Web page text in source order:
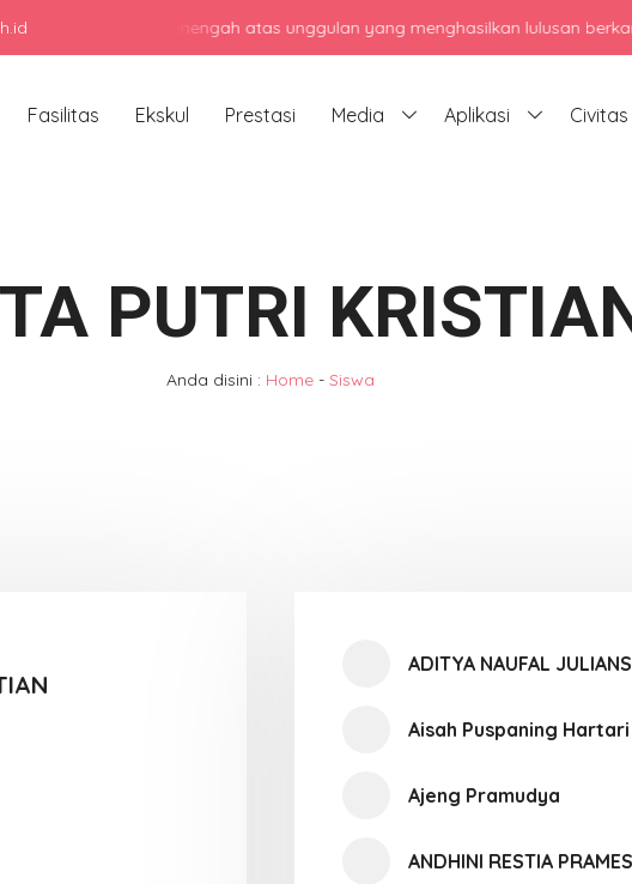
sekolah menengah atas unggulan yang menghasilkan lulusan
Fasilitas Ekskul Prestasi Media Aplikasi Civitas
PUTRI
Anda disini : Home - Siswa
ADITYA NAUFAL
Aisah Puspaning Hartari
Ajeng Pramudya
ANDHINI RESTIA